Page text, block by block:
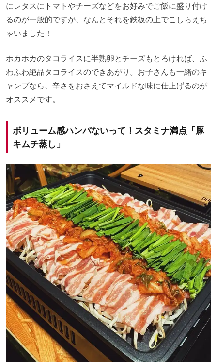
にレタスにトマトやチーズなどをお好みでご飯に盛り付け
るのが一般的ですが、なんとそれを鉄板の上でこしらえち
ゃいました！
ホカホカのタコライスに半熟卵とチーズもとろければ、ふ
わふわ絶品タコライスのできあがり。お子さんも一緒のキ
ャンプなら、辛さをおさえてマイルドな味に仕上げるのが
オススメです。
ボリューム感ハンパないって！スタミナ満点「豚
キムチ蒸し」